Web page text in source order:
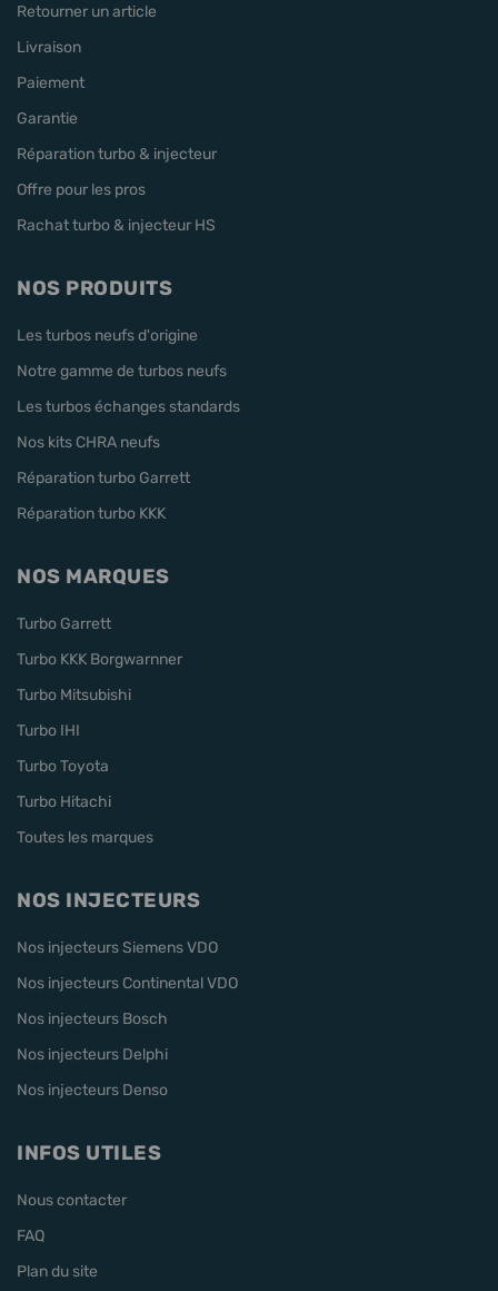
Retourner un article
Livraison
Paiement
Garantie
Réparation turbo & injecteur
Offre pour les pros
Rachat turbo & injecteur HS
NOS PRODUITS
Les turbos neufs d'origine
Notre gamme de turbos neufs
Les turbos échanges standards
Nos kits CHRA neufs
Réparation turbo Garrett
Réparation turbo KKK
NOS MARQUES
Turbo Garrett
Turbo KKK Borgwarnner
Turbo Mitsubishi
Turbo IHI
Turbo Toyota
Turbo Hitachi
Toutes les marques
NOS INJECTEURS
Nos injecteurs Siemens VDO
Nos injecteurs Continental VDO
Nos injecteurs Bosch
Nos injecteurs Delphi
Nos injecteurs Denso
INFOS UTILES
Nous contacter
FAQ
Plan du site